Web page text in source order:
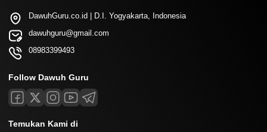
DawuhGuru.co.id | D.I. Yogyakarta, Indonesia
dawuhguru@gmail.com
08983399493
Follow Dawuh Guru
Temukan Kami di